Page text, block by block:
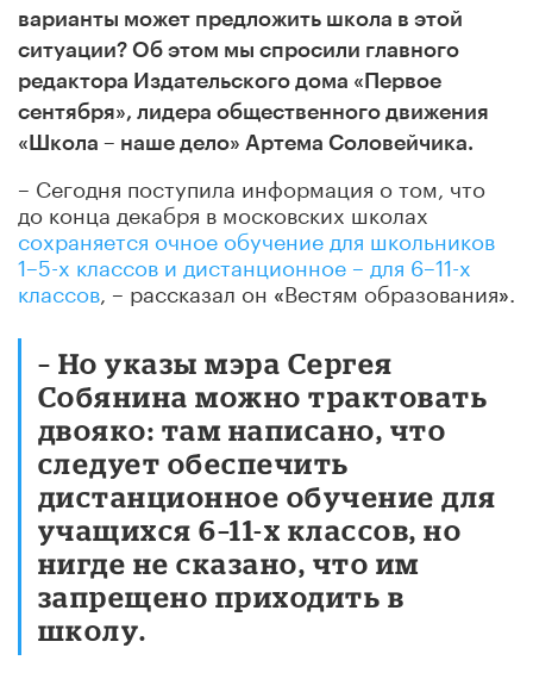
варианты может предложить школа в этой
ситуации? Об этом мы спросили главного
редактора Издательского дома «Первое
сентября», лидера общественного движения
«Школа – наше дело» Артема Соловейчика.
– Сегодня поступила информация о том, что
до конца декабря в московских школах
сохраняется очное обучение для школьников
1–5-х классов и дистанционное – для 6–11-х
классов , – рассказал он «Вестям образования»
– Но указы мэра Сергея
Собянина можно трактовать
двояко: там написано, что
следует обеспечить
дистанционное обучение для
учащихся 6–11-х классов, но
нигде не сказано, что им
запрещено приходить в
школу.